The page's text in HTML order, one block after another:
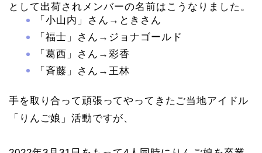
として出荷されメンバーの名前はこうなりました。
「小山内」さん→ときさん
「福士」さん→ジョナゴールド
「葛西」さん→彩香
「斉藤」さん→王林
手を取り合って頑張ってやってきたご当地アイドル
「りんご娘」活動ですが、